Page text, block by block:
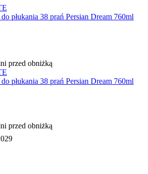
płukania 38 prań Persian Dream 760ml
przed obniżką
płukania 38 prań Persian Dream 760ml
przed obniżką